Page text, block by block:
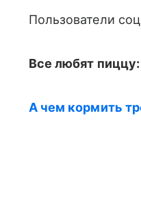
Пользователи
Все любят пиццу:
А чем кормить